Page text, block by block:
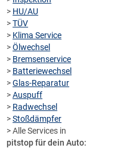
> HU/AU
>TÜV
> Klima Service
>Ölwechsel
> Bremsenservice
> Batteriewechsel
>Glas-Reparatur
>Auspuff
> Radwechsel
>Stoßdämpfer
> Alle Services in
pitstop für dein Auto: